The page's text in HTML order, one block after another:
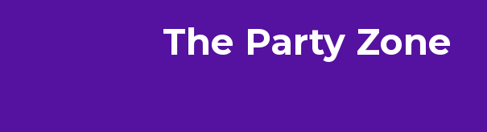
The Party Zone